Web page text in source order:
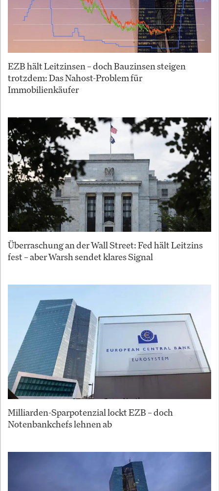
EZB hält Leitzinsen – doch Bauzinsen steigen
trotzdem: Das Nahost-Problem für
Immobilienkäufer
Überraschung an der Wall Street: Fed hält Leitzins
fest – aber Warsh sendet klares Signal
Milliarden-Sparpotenzial lockt EZB – doch
Notenbankchefs lehnen ab